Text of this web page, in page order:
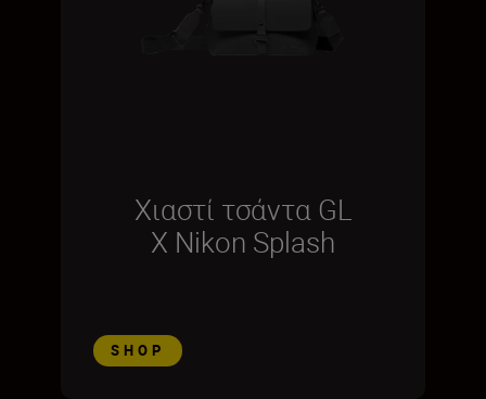
Χιαστί τσάντα GL
X Nikon Splash
SHOP